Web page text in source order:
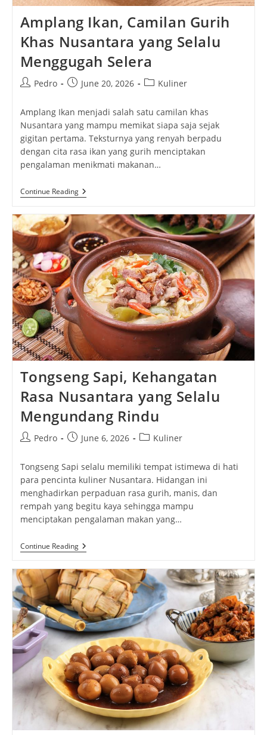
Amplang Ikan, Camilan Gurih
Khas Nusantara yang Selalu
Menggugah Selera
PostPedro
PostJune 20, 2026
PostKuliner
Amplang Ikan menjadi salah satu camilan khas
Nusantara yang mampu memikat siapa saja sejak
gigitan pertama. Teksturnya yang renyah berpadu
dengan cita rasa ikan yang gurih menciptakan
pengalaman menikmati makanan…
Continue ReadingAmplang
Ikan,
Gurih
Khas
Nusantara
Yang
Selalu
Menggugah
Selera
Tongseng Sapi, Kehangatan
Rasa Nusantara yang Selalu
Mengundang Rindu
PostPedro
PostJune 6, 2026
PostKuliner
Tongseng Sapi selalu memiliki tempat istimewa di hati
para pencinta kuliner Nusantara. Hidangan ini
menghadirkan perpaduan rasa gurih, manis, dan
rempah yang begitu kaya sehingga mampu
menciptakan pengalaman makan yang…
Continue ReadingTongseng
Sapi,
Rasa
Nusantara
Yang
Selalu
Mengundang
Rindu